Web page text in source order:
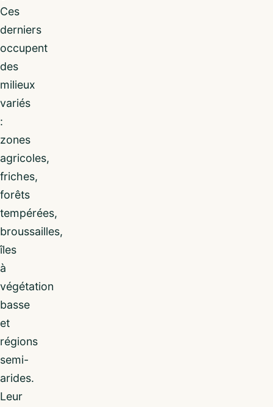
Ces
derniers
occupent
des
milieux
variés
:
zones
agricoles,
friches,
forêts
tempérées,
broussailles,
îles
à
végétation
basse
et
régions
semi-
arides.
Leur